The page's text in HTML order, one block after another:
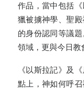
作品，當中包括
獵被擄神學、聖
的身份認同等議
領域，更與今日教
《以斯拉記》及
點上，神如何呼